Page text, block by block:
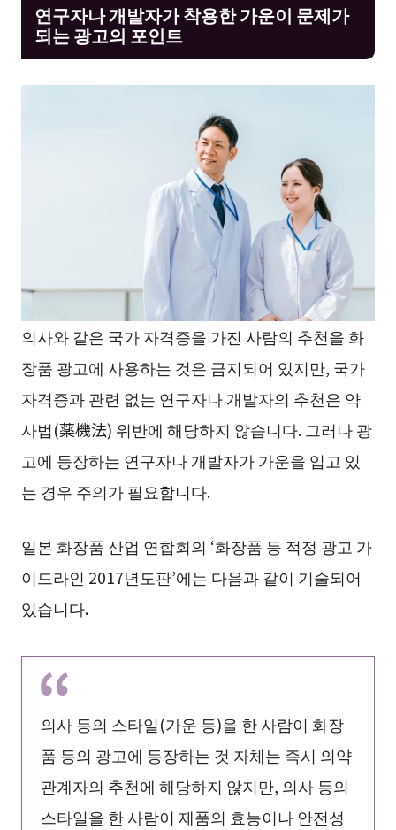
연구자나 개발자가 착용한 가운이 문제가
되는 광고의 포인트
의사와 같은 국가 자격증을 가진 사람의 추천을 화
장품 광고에 사용하는 것은 금지되어 있지만, 국가
자격증과 관련 없는 연구자나 개발자의 추천은 약
사법(薬機法) 위반에 해당하지 않습니다. 그러나 광
고에 등장하는 연구자나 개발자가 가운을 입고 있
는 경우 주의가 필요합니다.
일본 화장품 산업 연합회의 ‘화장품 등 적정 광고 가
이드라인 2017년도판’에는 다음과 같이 기술되어
있습니다.
의사 등의 스타일(가운 등)을 한 사람이 화장
품 등의 광고에 등장하는 것 자체는 즉시 의약
관계자의 추천에 해당하지 않지만, 의사 등의
스타일을 한 사람이 제품의 효능이나 안전성